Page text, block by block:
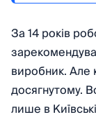
За 14 років
виробник. Але
досягнутому.
лише в